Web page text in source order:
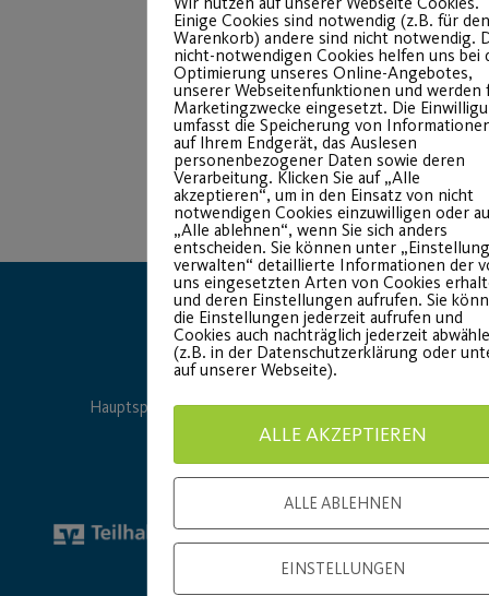
Hauptsponsor Generalausrüster
Einige Cookies sind notwendig (z.B. für den
Warenkorb) andere sind nicht notwendig.
nicht-notwendigen Cookies helfen uns bei
Optimierung unseres Online-Angebotes,
unserer Webseitenfunktionen und werden
Marketingzwecke eingesetzt. Die
umfasst die Speicherung von
auf Ihrem Endgerät, das Auslesen
personenbezogener Daten sowie deren
Verarbeitung. Klicken Sie auf „Alle
akzeptieren“, um in den Einsatz von nicht
notwendigen Cookies einzuwilligen oder
„Alle ablehnen“, wenn Sie sich anders
entscheiden. Sie können unter
verwalten“ detaillierte Informationen der
uns eingesetzten Arten von Cookies
und deren Einstellungen aufrufen. Sie
die Einstellungen jederzeit aufrufen und
Cookies auch nachträglich jederzeit
(z.B. in der Datenschutzerklärung oder
auf unserer Webseite).
ALLE AKZEPTIEREN
ALLE ABLEHNEN
EINSTELLUNGEN